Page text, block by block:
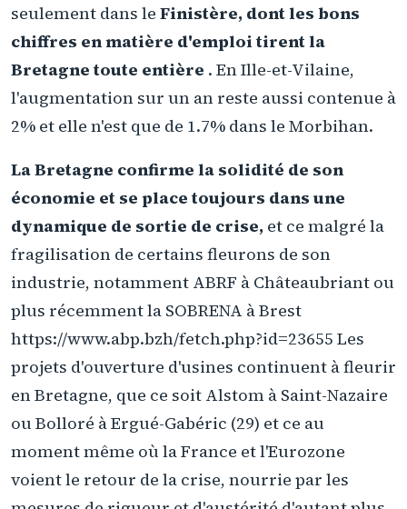
seulement dans le Finistère, dont les bons
chiffres en matière d'emploi tirent la
Bretagne toute entière . En Ille-et-Vilaine,
l'augmentation sur un an reste aussi contenue à
2% et elle n'est que de 1.7% dans le Morbihan.
La Bretagne confirme la solidité de son
économie et se place toujours dans une
dynamique de sortie de crise, et ce malgré la
fragilisation de certains fleurons de son
industrie, notamment ABRF à Châteaubriant ou
plus récemment la SOBRENA à Brest
https://www.abp.bzh/fetch.php?id=23655 Les
projets d'ouverture d'usines continuent à fleurir
en Bretagne, que ce soit Alstom à Saint-Nazaire
ou Bolloré à Ergué-Gabéric (29) et ce au
moment même où la France et l'Eurozone
voient le retour de la crise, nourrie par les